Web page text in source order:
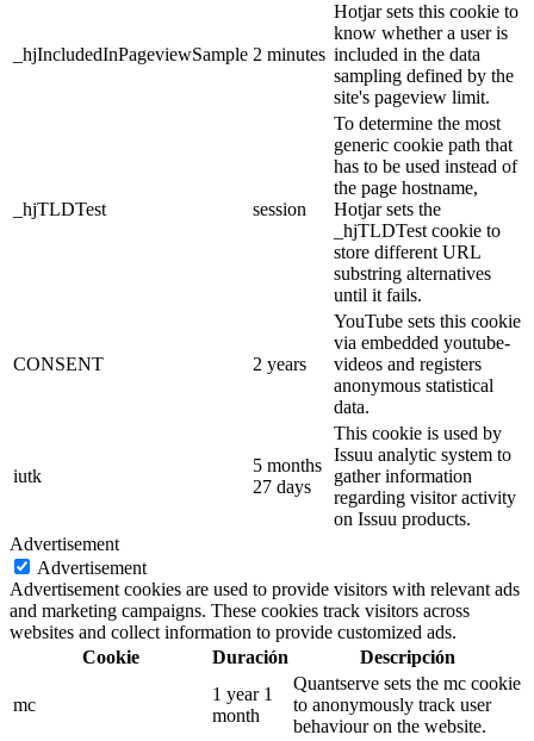
_hjIncludedInPageviewSample 2 minutes
Hotjar sets this cookie to
know whether a user is
included in the data
sampling defined by the
site's pageview limit.
_hjTLDTest session
To determine the most
generic cookie path that
has to be used instead of
the page hostname,
Hotjar sets the
_hjTLDTest cookie to
store different URL
substring alternatives
until it fails.
CONSENT 2 years
YouTube sets this cookie
via embedded youtube-
videos and registers
anonymous statistical
data.
iutk
5 months
27 days
This cookie is used by
Issuu analytic system to
gather information
regarding visitor activity
on Issuu products.
Advertisement
Advertisement
Advertisement cookies are used to provide visitors with relevant ads
and marketing campaigns. These cookies track visitors across
websites and collect information to provide customized ads.
Cookie
Duración Descripción
mc
1 year 1
month
Quantserve sets the mc cookie
to anonymously track user
behaviour on the website.